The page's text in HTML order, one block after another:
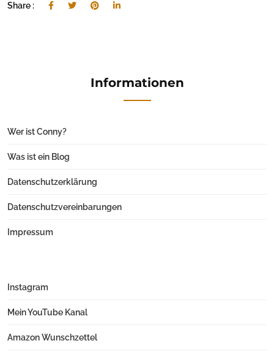
Share :
Informationen
Wer ist Conny?
Was ist ein Blog
Datenschutzerklärung
Datenschutzvereinbarungen
Impressum
Instagram
Mein YouTube Kanal
Amazon Wunschzettel